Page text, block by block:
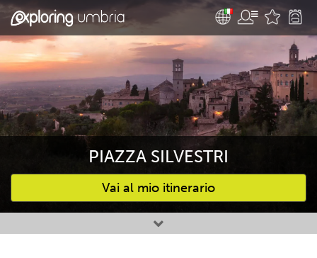
PIAZZA SILVESTRI
Vai al mio itinerario
Attività preferite